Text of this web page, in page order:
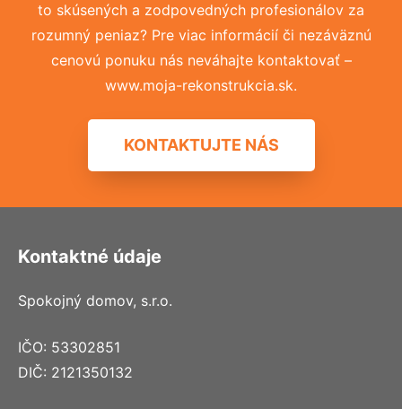
to skúsených a zodpovedných profesionálov za
rozumný peniaz? Pre viac informácií či nezáväznú
cenovú ponuku nás neváhajte kontaktovať –
www.moja-rekonstrukcia.sk.
KONTAKTUJTE NÁS
Kontaktné údaje
Spokojný domov, s.r.o.
IČO: 53302851
DIČ: 2121350132